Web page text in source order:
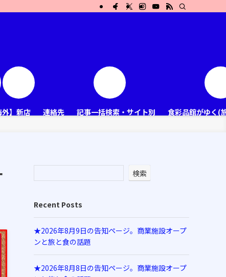
】新店 連絡先 記事一括検索・サイト別 食彩品館がゆく(
検索
Recent Posts
★2026年8月9日の告知ページ。商業施設オープ
ンと旅と食の話題
★2026年8月8日の告知ページ。商業施設オープ